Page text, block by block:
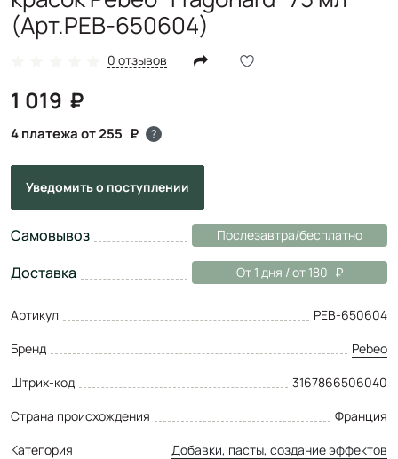
(Арт.PEB-650604)
0 отзывов
1 019
4 платежа от 255 ?
Уведомитьо поступлении
Самовывоз Послезавтра/бесплатно
Доставка От 1 дня / от 180
Артикул
PEB-650604
Бренд
Pebeo
Штрих-код
3167866506040
Страна происхождения
Франция
Категория
Добавки, пасты, создание эффектов